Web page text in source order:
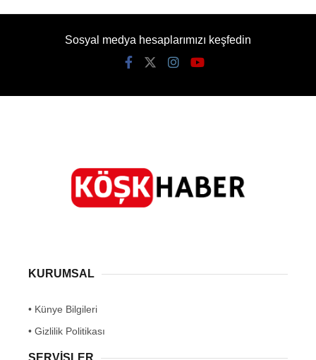
Sosyal medya hesaplarımızı keşfedin
KURUMSAL
• Künye Bilgileri
• Gizlilik Politikası